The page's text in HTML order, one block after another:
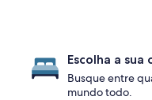
Escolha a sua
Busque entre
mundo todo.